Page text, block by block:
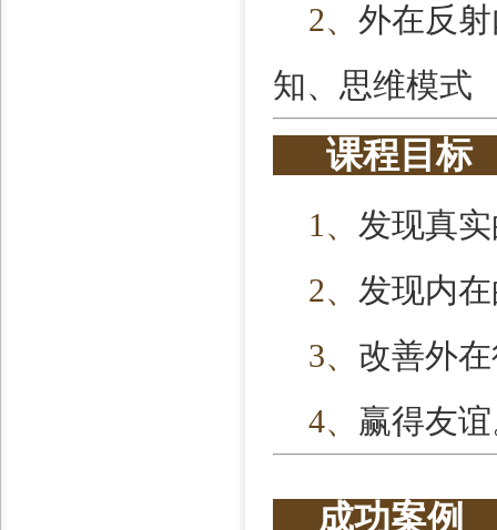
2、 外在反
知、思维模式
课程目
1 、 发现真
2、 发现内
3、 改善外
4、 赢得友
成功案